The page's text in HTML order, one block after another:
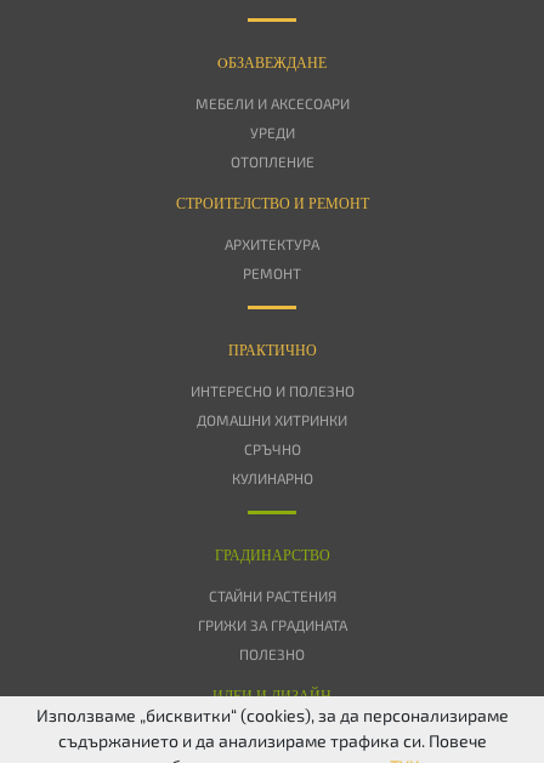
OБЗАВЕЖДАНЕ
МЕБЕЛИ И АКСЕСОАРИ
УРЕДИ
ОТОПЛЕНИЕ
СТРОИТЕЛСТВО И РЕМОНТ
АРХИТЕКТУРА
РЕМОНТ
ПРАКТИЧНО
ИНТЕРЕСНО И ПОЛЕЗНО
ДОМАШНИ ХИТРИНКИ
СРЪЧНО
КУЛИНАРНО
ГРАДИНАРСТВО
СТАЙНИ РАСТЕНИЯ
ГРИЖИ ЗА ГРАДИНАТА
ПОЛЕЗНО
ИДЕИ И ДИЗАЙН
ПОВЕРИТЕЛНОСТ БИСКВИТКИ КОНТАКТИ
Използваме „бисквитки“ (cookies), за да персонализираме
съдържанието и да анализираме трафика си. Повече